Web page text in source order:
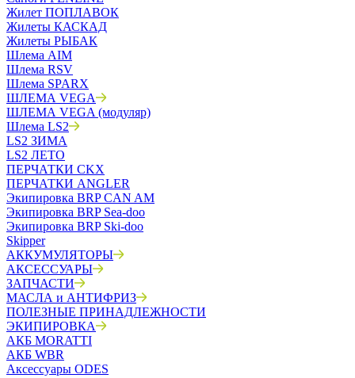
Жилет ПОПЛАВОК
Жилеты КАСКАД
Жилеты РЫБАК
Шлема AIM
Шлема RSV
Шлема SPARX
ШЛЕМА VEGA
ШЛЕМА VEGA (модуляр)
Шлема LS2
LS2 ЗИМА
LS2 ЛЕТО
ПЕРЧАТКИ CKX
ПЕРЧАТКИ ANGLER
Экипировка BRP CAN AM
Экипировка BRP Sea-doo
Экипировка BRP Ski-doo
Skipper
АККУМУЛЯТОРЫ
АКСЕССУАРЫ
ЗАПЧАСТИ
МАСЛА и АНТИФРИЗ
ПОЛЕЗНЫЕ ПРИНАДЛЕЖНОСТИ
ЭКИПИРОВКА
АКБ MORATTI
АКБ WBR
Аксессуары ODES